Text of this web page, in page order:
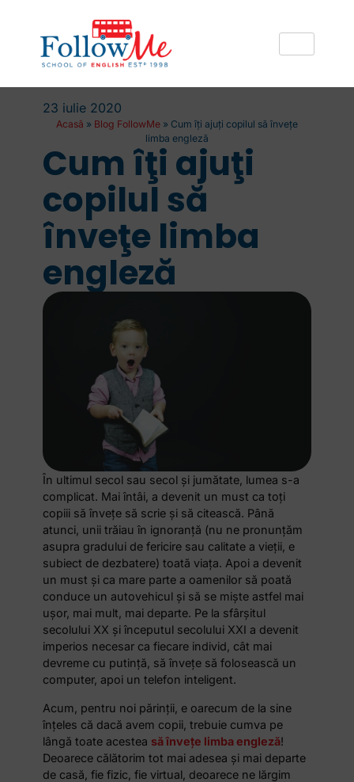
23 iulie 2020
Acasă » Blog FollowMe» Cum îţi ajuţi copilul să înveţe
limba engleză
Cum îţi ajuţi
copilul să
înveţe limba
engleză
În ultimul secol sau secol şi jumătate, lumea s-a
complicat. Mai întâi, a devenit un must ca toţi
copiii să înveţe să scrie şi să citească. Până
atunci, unii trăiau în ignoranţă (nu ne pronunţăm
asupra gradului de fericire sau calitate a vieţii, e
subiect de dezbatere) toată viaţa. Apoi a devenit
un must şi ca mare parte a oamenilor să poată
conduce un autovehicul şi să se mişte astfel mai
uşor, mai mult, mai departe. Pe la sfârşitul
secolului XX şi începutul secolului XXI a devenit
imperios necesar ca fiecare individ, cât mai
devreme cu putinţă, să înveţe să folosească un
computer, apoi un telefon inteligent.
Acum, pentru noi părinţii, e oarecum de la sine
înţeles că dacă avem copii, trebuie cumva pe
lângă toate acestea să înveţe limba engleză!
Deoarece călătorim tot mai adesea şi mai departe
de casă, fie fizic, fie virtual, deoarece ne lărgim